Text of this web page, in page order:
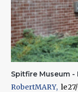
Spitfire Museum -
RobertMARY